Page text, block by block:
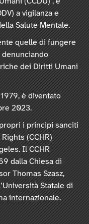
a vigilanza e
Salute Mentale.
quelle di fungere
dei Diritti Umani
è diventato
2023.
i principi sanciti
(CCHR)
Il CCHR
dalla Chiesa di
Thomas Szasz,
Statale di
internazionale.